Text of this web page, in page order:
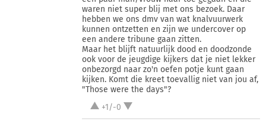
waren niet super blij met ons bezoek. Daar
hebben we ons dmv van wat knalvuurwerk
kunnen ontzetten en zijn we undercover op
een andere tribune gaan zitten.
Maar het blijft natuurlijk dood en doodzonde
ook voor de jeugdige kijkers dat je niet lekker
onbezorgd naar zo'n oefen potje kunt gaan
kijken. Komt die kreet toevallig niet van jou af,
"Those were the days"?
+1/-0